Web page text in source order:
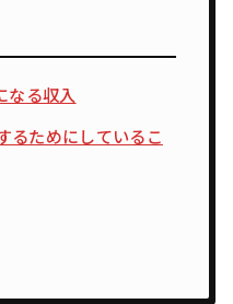
なる収入
るためにしているこ